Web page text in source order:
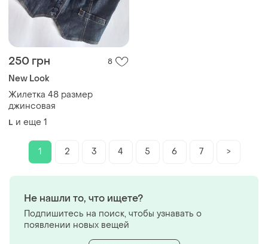
250 грн 8
New Look
Жилетка 48 размер
джинсовая
L и еще 1
1 2 3 4 5 6 7 >
Не нашли то, что ищете?
Подпишитесь на поиск, чтобы узнавать о
появлении новых вещей